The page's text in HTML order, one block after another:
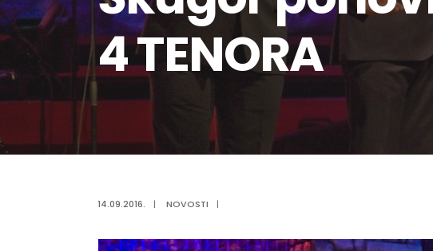
4 TENORA
14.09.2016. | NOVOSTI |